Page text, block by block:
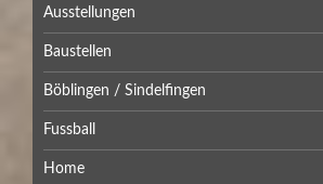
Ausstellungen
Baustellen
Böblingen / Sindelfingen
Fussball
Home